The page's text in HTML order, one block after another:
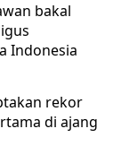
bakal
Indonesia
rekor
di ajang